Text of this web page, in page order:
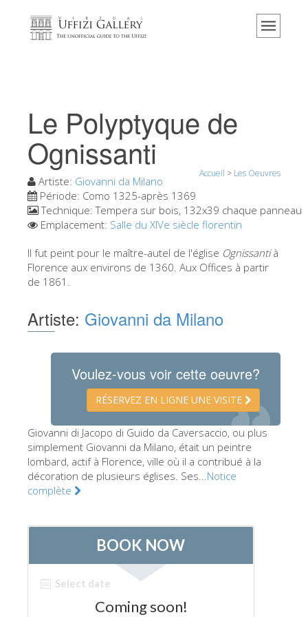
Accueil
Événements et expositions
L' avis des visiteurs
Explorer la Galerie
Réserver
Visite virtuelle
Les Oeuvres
Les Artistes
Les autres Musées
Le Musée national du Bargello
La Galerie Palatine
Les Chapelles Médicis
Opificio delle Pietre Dure
Le Musée Galilée
Le Polyptyque de
Ognissanti
Accueil > Les Oeuvres
Artiste: Giovanni da Milano
Période: Como 1325-après 1369
Technique:Tempera sur bois, 132x39 chaque panneau
Emplacement: Salle du XIVe siècle florentin
Il fut peint pour le maître-autel de l'église Ognissantià
Florence aux environs de 1360. Aux Offices à partir
de 1861.
Artiste: Giovanni da Milano
Voulez-vous voir cette oeuvre?
RÉSERVEZ EN LIGNE UNE VISITE
Giovanni di Jacopo di Guido da Caversaccio, ou plus
simplement Giovanni da Milano, était un peintre
lombard, actif à Florence, ville où il a contribué à la
décoration de plusieurs églises. Ses...Notice
complète